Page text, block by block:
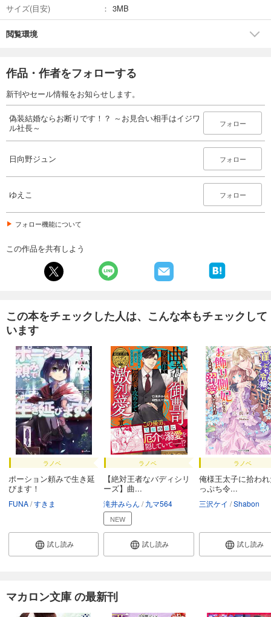
サイズ(目安)
3MB
閲覧環境
作品・作者をフォローする
新刊やセール情報をお知らせします。
偽装結婚ならお断りです！？ ～お見合い相手はイジワ
ル社長～
フォロー
日向野ジュン フォロー
ゆえこ フォロー
フォロー機能について
この作品を共有しよう
この本をチェックした人は、こんな本もチェックして
います
ラノベ
ポーション頼みで生き延
びます！
FUNA すきま
試し読み
ラノベ
【絶対王者なバディシリ
ーズ】曲...
滝井みらん 九マ564
NEW
試し読み
ラノベ
俺様王太子に拾わ
っぷち令...
三沢ケイ Shabon
試し読み
マカロン文庫 の最新刊